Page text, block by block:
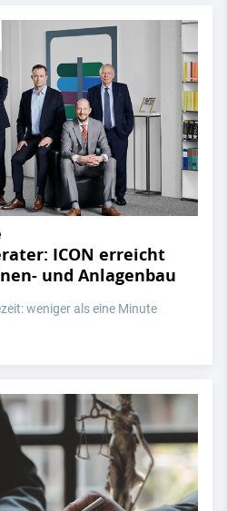
ICON erreicht
und Anlagenbau
weniger als eine Minute